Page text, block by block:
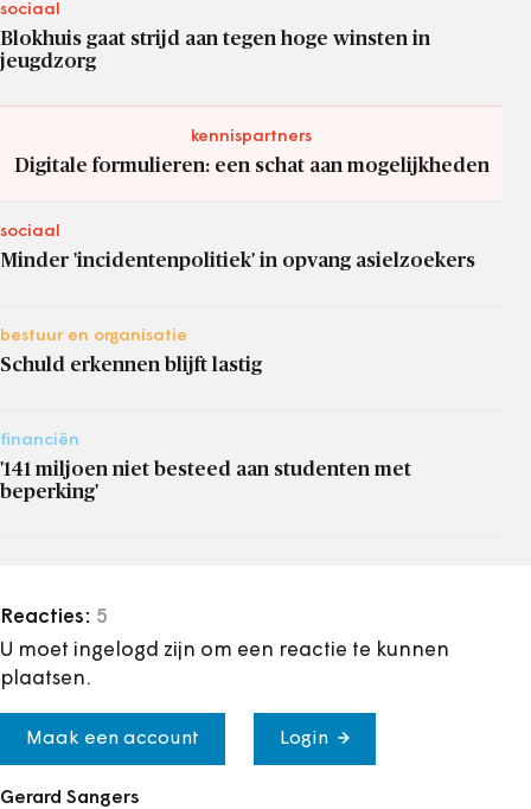
sociaal
Blokhuis gaat strijd aan tegen hoge winsten in
jeugdzorg
kennispartners
Digitale formulieren: een schat aan mogelijkheden
sociaal
Minder 'incidentenpolitiek' in opvang asielzoekers
bestuur en organisatie
Schuld erkennen blijft lastig
financiën
'141 miljoen niet besteed aan studenten met
beperking'
Reacties: 5
U moet ingelogd zijn om een reactie te kunnen
plaatsen.
Maak een account Login
Gerard Sangers